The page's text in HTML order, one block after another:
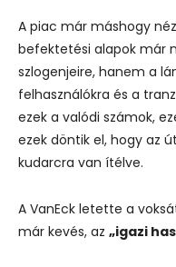
A piac már máshogy
befektetési alapok már
szlogenjeire, hanem a
felhasználókra és a
ezek a valódi számok,
ezek döntik el, hogy az
kudarcra van ítélve.
A VanEck letette a
már kevés, az „igazi